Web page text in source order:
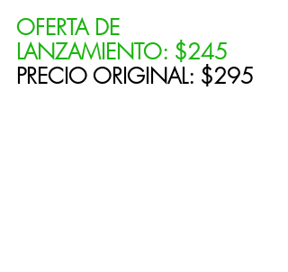
OFERTA DE
LANZAMIENTO: $245
PRECIO ORIGINAL: $295